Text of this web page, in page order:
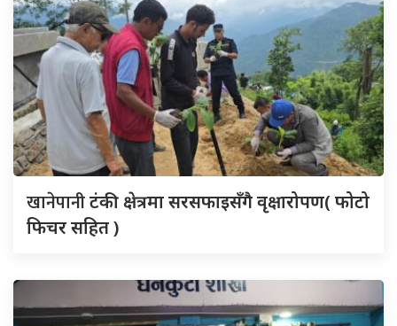
खानेपानीटंकी क्षेत्रमा सरसफाइसँगै वृक्षारोपण( फोटो
फिचर सहित )